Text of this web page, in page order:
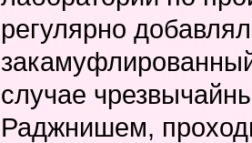
регулярно
случае
Раджнишем,